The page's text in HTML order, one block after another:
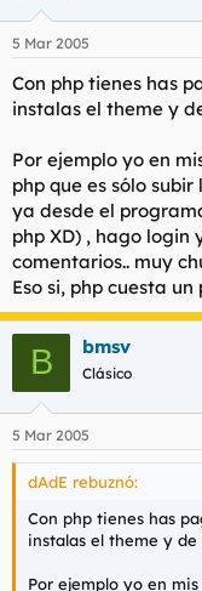
5 Mar 2005
Con php tienes has
instalas el theme y
Por ejemplo yo en
php que es sólo
ya desde el
php XD) , hago
comentarios.. muy
Eso si, php cuesta
B bmsv
Clásico
5 Mar 2005
dAdE rebuznó:
Con php tienes has
instalas el theme y
Por ejemplo yo en